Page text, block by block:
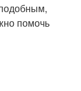
помочь